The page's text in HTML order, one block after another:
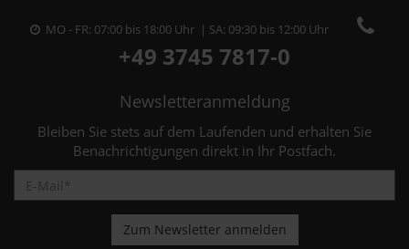
MO - FR: 07:00 bis 18:00 Uhr | SA: 09:30 bis 12:00 Uhr
+49 3745 7817-0
Newsletteranmeldung
Bleiben Sie stets auf dem Laufenden und erhalten Sie
Benachrichtigungen direkt in Ihr Postfach.